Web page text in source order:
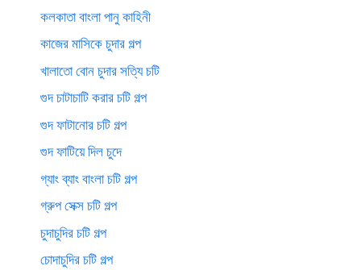
কলকাতা বাংলা পানু কাহিনী
কাজের মাসিকে চুদার গল্প
খালাতো বোন চুদার সত্যি চটি
গুদ চাটাচাটি করার চটি গল্প
গুদ ফাটানোর চটি গল্প
গুদ ফাটিয়ে দিল চুদে
গ্যাং ব্যাং বাংলা চটি গল্প
গ্রুপ সেক্স চটি গল্প
চুদাচুদির চটি গল্প
চোদাচুদির চটি গল্প